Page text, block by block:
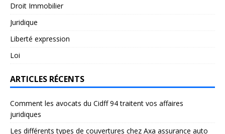
Droit Immobilier
Juridique
Liberté expression
Loi
ARTICLES RÉCENTS
Comment les avocats du Cidff 94 traitent vos affaires
juridiques
Les différents types de couvertures chez Axa assurance auto